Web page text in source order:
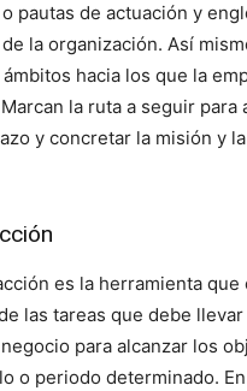
pautas de actuación y
la organización. Así
hacia los que la
la ruta a seguir para
y concretar la misión y
es la herramienta que
las tareas que debe llevar
para alcanzar los
o periodo determinado.